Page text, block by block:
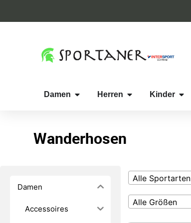
Damen Herren Kinder
Wanderhosen
Damen
Accessoires
Alle Sportarten
Alle Größen